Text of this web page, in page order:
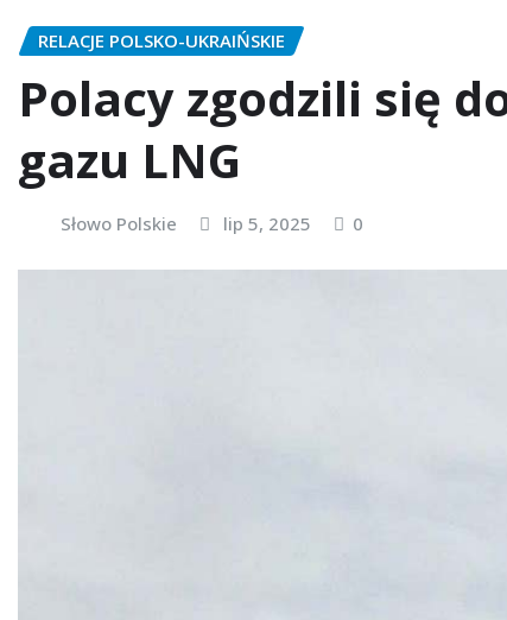
RELACJE POLSKO-UKRAIŃSKIE
Polacy zgodzili się
gazu LNG
Słowo Polskie lip 5, 2025 0